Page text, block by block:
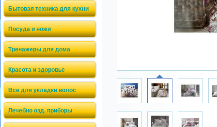
Бытовая техника для кухни
Посуда и ножи
Тренажеры для дома
Красота и здоровье
Все для укладки волос
Лечебно озд. приборы